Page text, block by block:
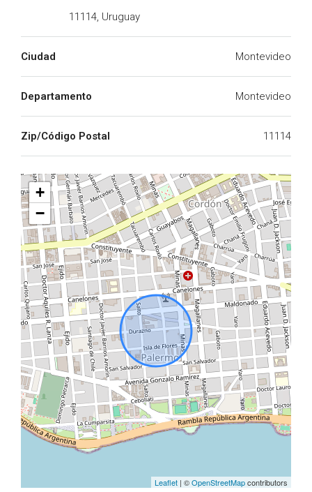
11114, Uruguay
Ciudad Montevideo
Departamento Montevideo
Zip/Código Postal 11114
+
−
Leaflet | ©OpenStreetMapcontributors